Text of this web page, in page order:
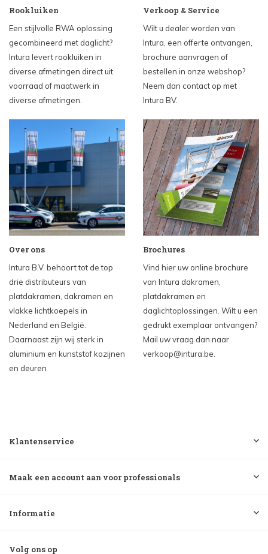
Rookluiken
Een stijlvolle RWA oplossing
gecombineerd met daglicht?
Intura levert rookluiken in
diverse afmetingen direct uit
voorraad of maatwerk in
diverse afmetingen.
Verkoop & Service
Wilt u dealer worden van
Intura, een offerte ontvangen,
brochure aanvragen of
bestellen in onze webshop?
Neem dan contact op met
Intura BV.
Over ons
Intura B.V. behoort tot de top
drie distributeurs van
platdakramen, dakramen en
vlakke lichtkoepels in
Nederland en België.
Daarnaast zijn wij sterk in
aluminium en kunststof kozijnen
en deuren
Brochures
Vind hier uw online brochure
van Intura dakramen,
platdakramen en
daglichtoplossingen. Wilt u een
gedrukt exemplaar ontvangen?
Mail uw vraag dan naar
verkoop@intura.be
Klantenservice
Maak een account aan voor professionals
Informatie
Volg ons op